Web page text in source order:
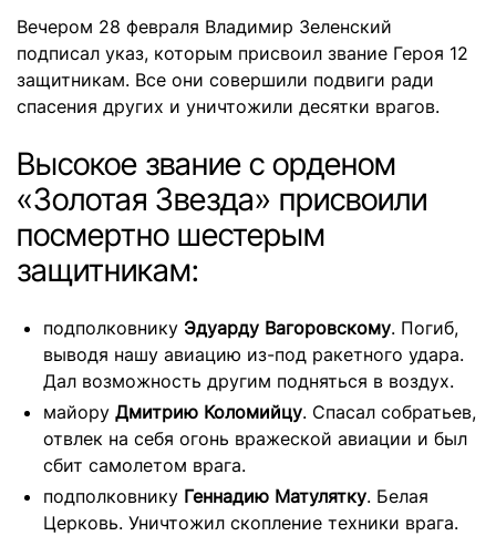
Вечером 28 февраля Владимир Зеленский
подписал указ, которым присвоил звание Героя 12
защитникам. Все они совершили подвиги ради
спасения других и уничтожили десятки врагов.
Высокое звание с орденом
«Золотая Звезда» присвоили
посмертно шестерым
защитникам:
подполковнику Эдуарду Вагоровскому. Погиб,
выводя нашу авиацию из-под ракетного удара.
Дал возможность другим подняться в воздух.
майору Дмитрию Коломийцу. Спасал собратьев,
отвлек на себя огонь вражеской авиации и был
сбит самолетом врага.
подполковнику Геннадию Матулятку. Белая
Церковь. Уничтожил скопление техники врага.